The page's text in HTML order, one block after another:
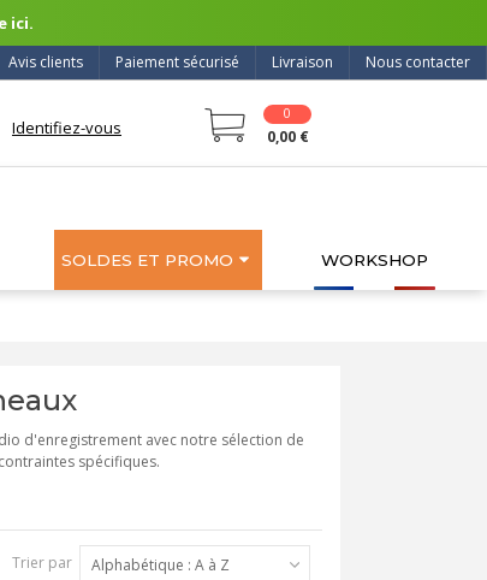
ici.
Nous contacter
Livraison
Paiement sécurisé
Avis clients
Identifiez-vous
0
0,00 €
SOLDES ET PROMO WORKSHOP
d'enregistrement avec notre sélection de
spécifiques.
Trier par Alphabétique : A à Z